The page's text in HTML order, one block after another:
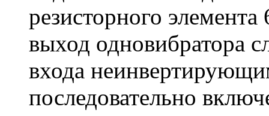
резисторного
выход одновибратора
входа
последовательно